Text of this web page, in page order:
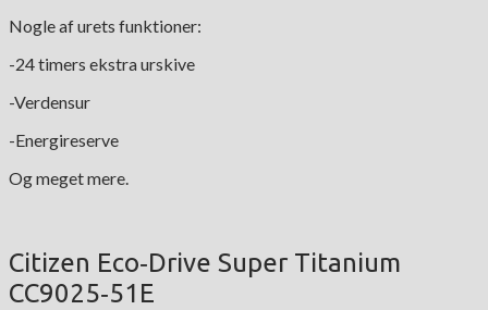
Nogle af urets funktioner:
-24 timers ekstra urskive
-Verdensur
-Energireserve
Og meget mere.
Citizen Eco‑Drive Super Titanium
CC9025‑51E